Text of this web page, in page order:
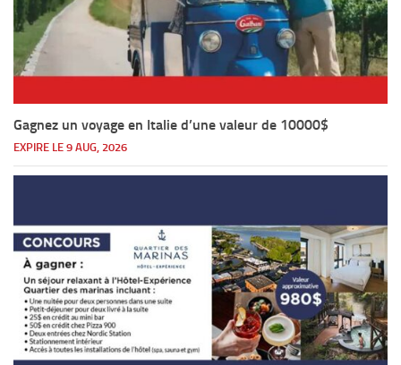
Gagnez un voyage en Italie d’une valeur de 10000$
EXPIRE LE 9 AUG, 2026